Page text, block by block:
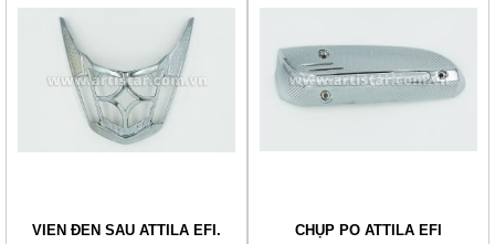
VIỀN ĐÈN SAU ATTILA EFI.
CHỤP PÔ ATTILA EFI